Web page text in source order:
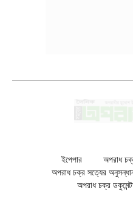
ইপেপার
অপরাধ
অপরাধ চক্র সত্যের
অপরাধ চক্র